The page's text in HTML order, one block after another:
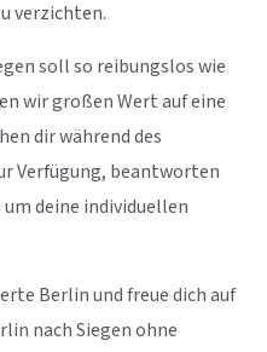
verzichten.
soll so reibungslos wie
wir großen Wert auf eine
dir während des
Verfügung, beantworten
deine individuellen
Berlin und freue dich auf
nach Siegen ohne